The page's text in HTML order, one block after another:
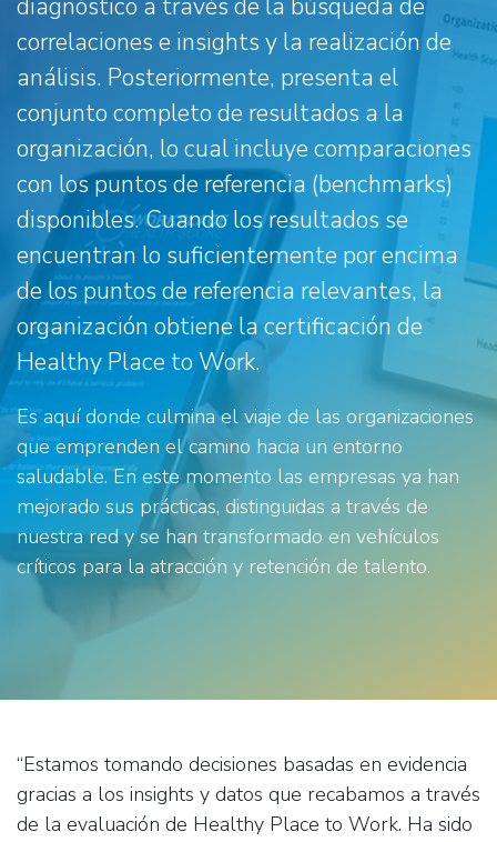
diagnóstico a través de la búsqueda de
correlaciones e insights y la realización de
análisis. Posteriormente, presenta el
conjunto completo de resultados a la
organización, lo cual incluye comparaciones
con los puntos de referencia (benchmarks)
disponibles. Cuando los resultados se
encuentran lo suficientemente por encima
de los puntos de referencia relevantes, la
organización obtiene la certificación de
Healthy Place to Work.
Es aquí donde culmina el viaje de las organizaciones
que emprenden el camino hacia un entorno
saludable. En este momento las empresas ya han
mejorado sus prácticas, distinguidas a través de
nuestra red y se han transformado en vehículos
críticos para la atracción y retención de talento.
“Estamos tomando decisiones basadas en evidencia
gracias a los insights y datos que recabamos a través
de la evaluación de Healthy Place to Work. Ha sido